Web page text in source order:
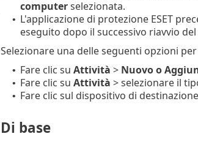
computerselezionata.
• L'applicazione di protezione ESET
eseguito dopo il successivo riavvio
Selezionare una delle seguenti opzioni
• Fare clic su Attività > Nuovo o
• Fare clic su Attività > selezionare il
• Fare clic sul dispositivo di
Di base